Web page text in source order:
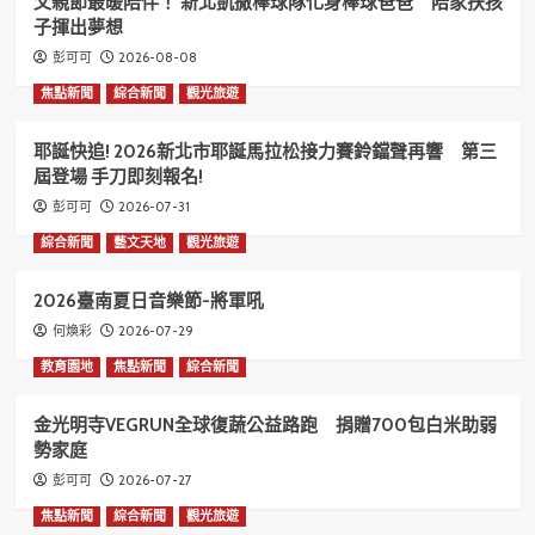
子揮出夢想
彭可可 2026-08-08
焦點新聞 綜合新聞 觀光旅遊
耶誕快追! 2026新北市耶誕馬拉松接力賽鈴鐺聲再響 第三
屆登場 手刀即刻報名!
彭可可 2026-07-31
綜合新聞 藝文天地 觀光旅遊
2026臺南夏日音樂節-將軍吼
何煥彩 2026-07-29
教育園地 焦點新聞 綜合新聞
金光明寺VEGRUN全球復蔬公益路跑 捐贈700包白米助弱
勢家庭
彭可可 2026-07-27
焦點新聞 綜合新聞 觀光旅遊